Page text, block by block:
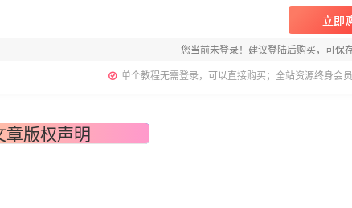
立即
您当前未登录！建议登陆后购买，可保
单个教程无需登录，可以直接购买；全站资源终身会员
章版权声明